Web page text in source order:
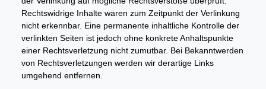
Rechtswidrige Inhalte waren zum Zeitpunkt der Verlinkung
nicht erkennbar. Eine permanente inhaltliche Kontrolle der
verlinkten Seiten ist jedoch ohne konkrete Anhaltspunkte
einer Rechtsverletzung nicht zumutbar. Bei Bekanntwerden
von Rechtsverletzungen werden wir derartige Links
umgehend entfernen.